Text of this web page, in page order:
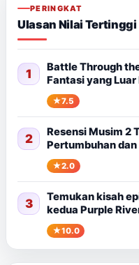
PERINGKAT
Ulasan Nilai Tertinggi
1
Battle Through
Fantasi yang
7.5
2
Resensi Musim 2
Pertumbuhan
2.0
3
Temukan kisah
kedua Purple
10.0